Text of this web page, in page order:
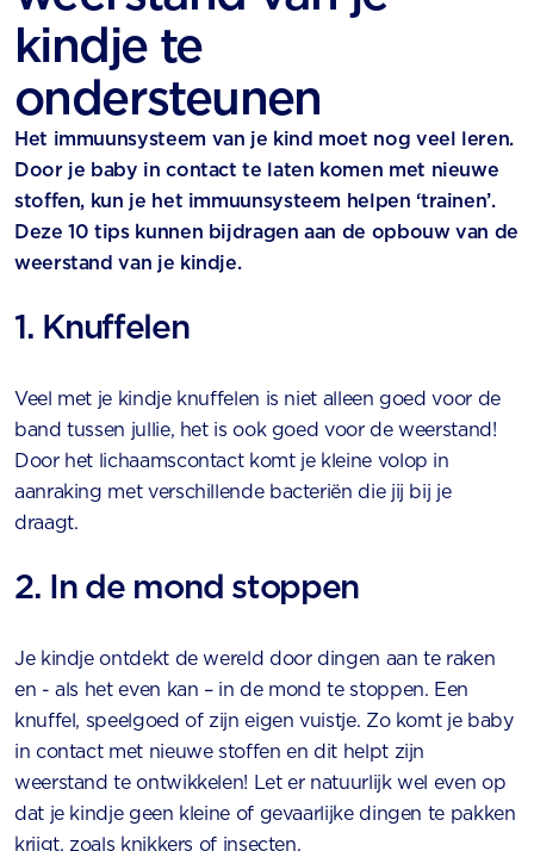
kindje te
ondersteunen
Het immuunsysteem van je kind moet nog veel leren.
Door je baby in contact te laten komen met nieuwe
stoffen, kun je het immuunsysteem helpen ‘trainen’.
Deze 10 tips kunnen bijdragen aan de opbouw van de
weerstand van je kindje.
1. Knuffelen
Veel met je kindje knuffelen is niet alleen goed voor de
band tussen jullie, het is ook goed voor de weerstand!
Door het lichaamscontact komt je kleine volop in
aanraking met verschillende bacteriën die jij bij je
draagt.
2. In de mond stoppen
Je kindje ontdekt de wereld door dingen aan te raken
en - als het even kan – in de mond te stoppen. Een
knuffel, speelgoed of zijn eigen vuistje. Zo komt je baby
in contact met nieuwe stoffen en dit helpt zijn
weerstand te ontwikkelen! Let er natuurlijk wel even op
dat je kindje geen kleine of gevaarlijke dingen te pakken
krijgt, zoals knikkers of insecten.